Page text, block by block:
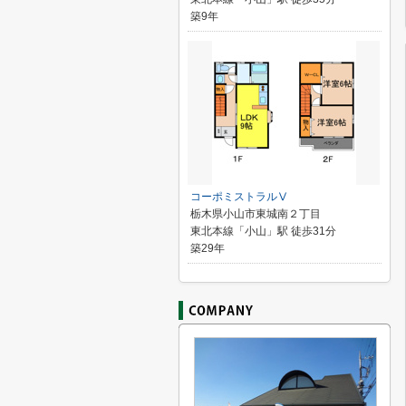
築9年
コーポミストラルⅤ
栃木県小山市東城南２丁目
東北本線「小山」駅 徒歩31分
築29年